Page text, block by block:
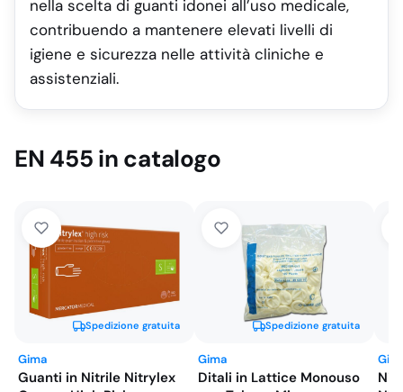
nella scelta di guanti idonei all’uso medicale,
contribuendo a mantenere elevati livelli di
igiene e sicurezza nelle attività cliniche e
assistenziali.
EN 455 in catalogo
Spedizione gratuita
Gima
Guanti in Nitrile Nitrylex
Spedizione gratuita
Gima
Ditali in Lattice Monouso